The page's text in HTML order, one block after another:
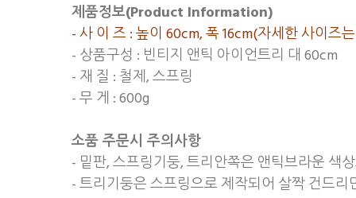
제품정보(Product Information)
- 사 이 즈 : 높이 60cm, 폭 16cm(자세한 사이즈
- 상품구성 : 빈티지 앤틱 아이언트리 대 60cm
- 재 질 : 철제, 스프링
- 무 게 : 600g
소품 주문시 주의사항
- 밑판, 스프링기둥, 트리안쪽은 앤틱브라운 색
- 트리기둥은 스프링으로 제작되어 살짝 건드